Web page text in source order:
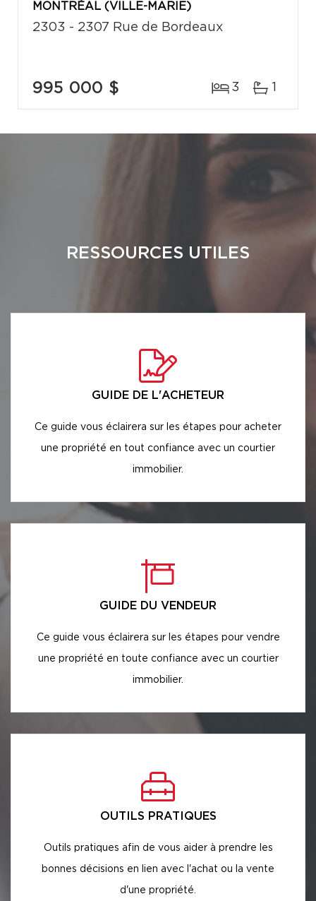
MONTRÉAL (VILLE-MARIE)
2303 - 2307 Rue de Bordeaux
995 000 $ 3 1
RESSOURCES UTILES
GUIDE DE L'ACHETEUR
Ce guide vous éclairera sur les étapes pour acheter
une propriété en tout confiance avec un courtier
immobilier.
GUIDE DU VENDEUR
Ce guide vous éclairera sur les étapes pour vendre
une propriété en toute confiance avec un courtier
immobilier.
OUTILS PRATIQUES
Outils pratiques afin de vous aider à prendre les
bonnes décisions en lien avec l'achat ou la vente
d'une propriété.